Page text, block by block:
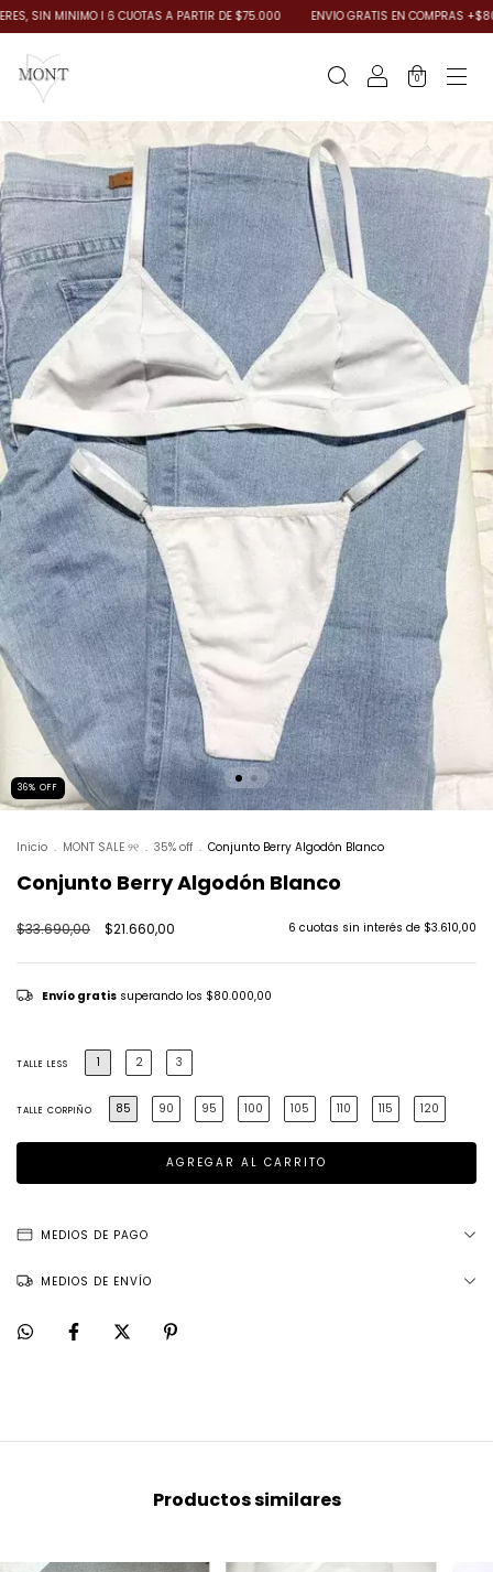
SIN MINIMO I 6 CUOTAS A PARTIR DE $75.000 ENVIO GRATIS EN COMPRAS
0
36% OFF
Inicio . MONT SALE ୨୧ . 35% off . Conjunto Berry Algodón Blanco
Conjunto Berry Algodón Blanco
$33.690,00 $21.660,00 6 cuotas sin interés de $3.610,00
Envío gratis superando los $80.000,00
TALLE LESS 1 2 3
TALLE CORPIÑO 85 90 95 100 105 110 115 120
MEDIOS DE PAGO
MEDIOS DE ENVÍO
Productos similares